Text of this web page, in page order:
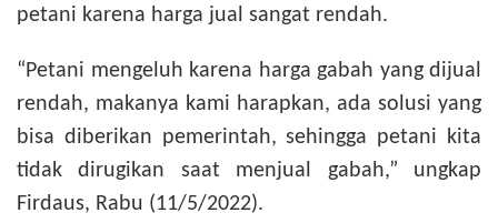
petani karena harga jual sangat rendah.
“Petani mengeluh karena harga gabah yang dijual
rendah, makanya kami harapkan, ada solusi yang
bisa diberikan pemerintah, sehingga petani kita
tidak dirugikan saat menjual gabah,” ungkap
Firdaus, Rabu (11/5/2022).